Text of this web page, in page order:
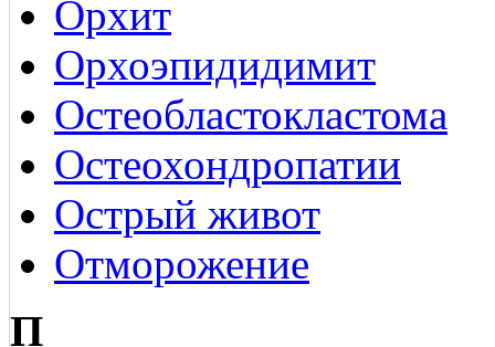
Орхит
Орхоэпидидимит
Остеобластокластома
Остеохондропатии
Острый живот
Отморожение
П